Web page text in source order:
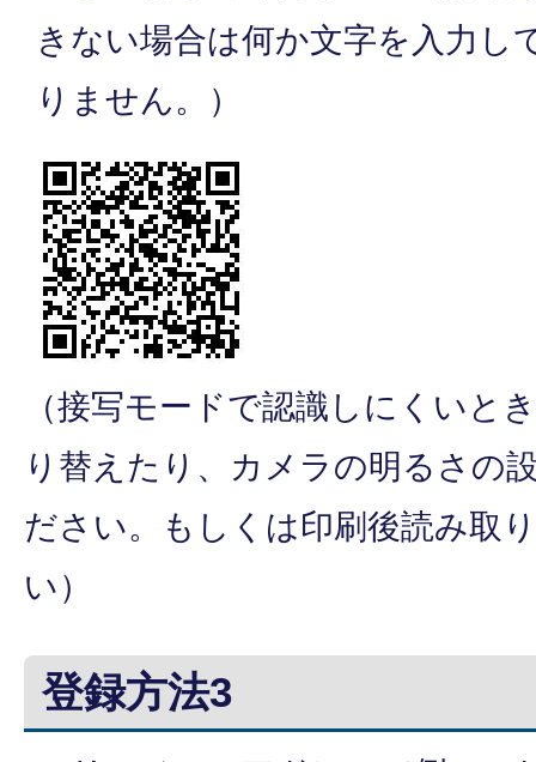
きない場合は何か文字を入力し
りません。）
（接写モードで認識しにくいと
り替えたり、カメラの明るさの
ださい。もしくは印刷後読み取
い）
登録方法3